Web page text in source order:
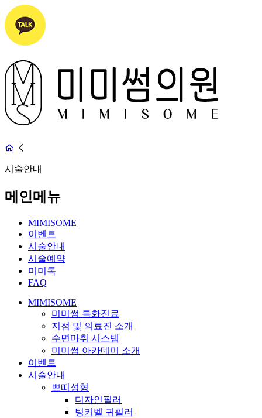
시술안내
메인메뉴
MIMISOME
이벤트
시술안내
시술예약
미미톡
FAQ
MIMISOME
미미썸 특화진료
지점 및 의료진 소개
수면마취 시스템
미미썸 아카데미 소개
이벤트
시술안내
쁘띠성형
디자인필러
팅커벨 귀필러